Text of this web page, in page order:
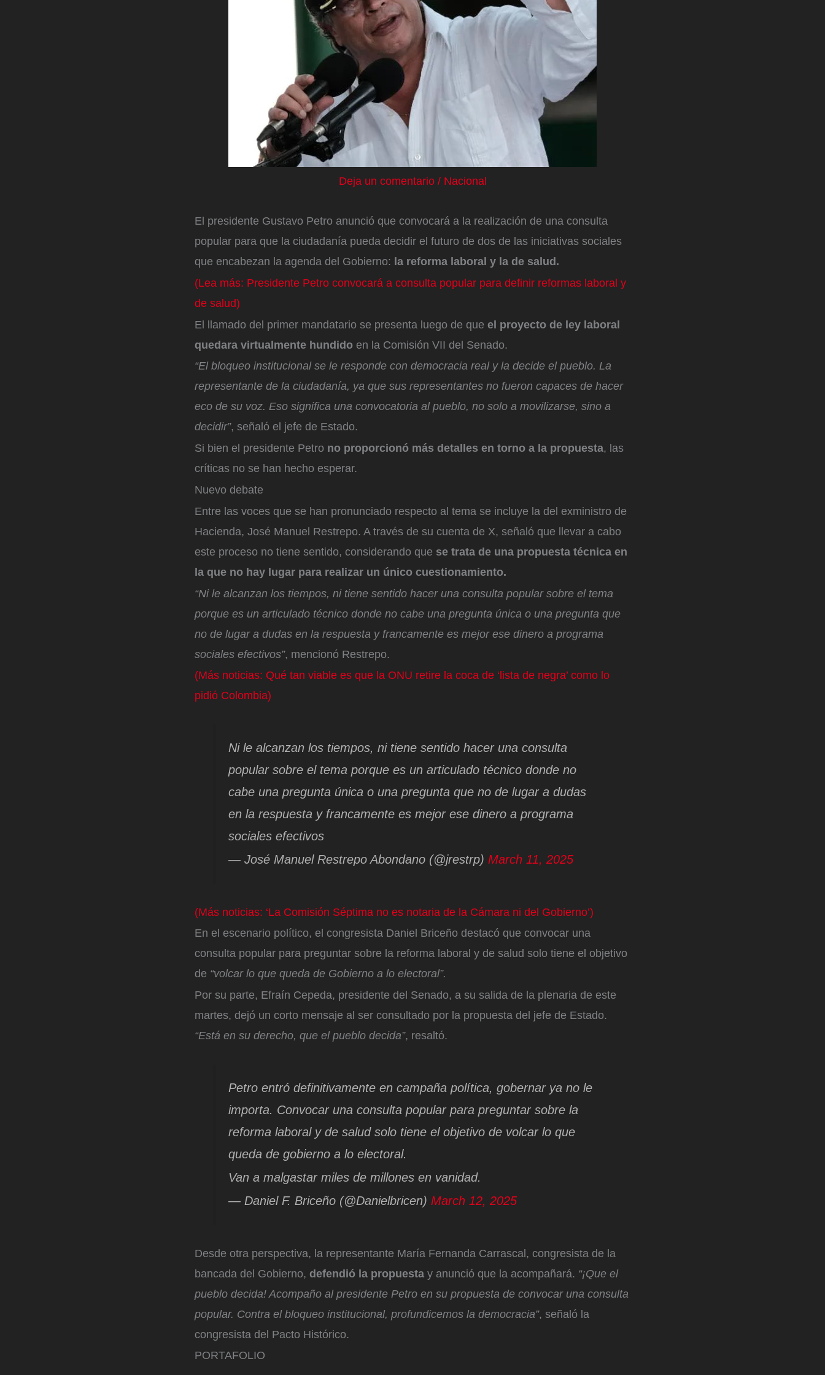
Deja un comentario / Nacional
El presidente Gustavo Petro anunció que convocará a la realización de una consulta
popular para que la ciudadanía pueda decidir el futuro de dos de las iniciativas sociales
que encabezan la agenda del Gobierno: la reforma laboral y la de salud.
(Lea más: Presidente Petro convocará a consulta popular para definir reformas laboral y
de salud)
El llamado del primer mandatario se presenta luego de que el proyecto de ley laboral
quedara virtualmente hundido en la Comisión VII del Senado.
“El bloqueo institucional se le responde con democracia real y la decide el pueblo. La
representante de la ciudadanía, ya que sus representantes no fueron capaces de hacer
eco de su voz. Eso significa una convocatoria al pueblo, no solo a movilizarse, sino a
decidir”, señaló el jefe de Estado.
Si bien el presidente Petro no proporcionó más detalles en torno a la propuesta, las
críticas no se han hecho esperar.
Nuevo debate
Entre las voces que se han pronunciado respecto al tema se incluye la del exministro de
Hacienda, José Manuel Restrepo. A través de su cuenta de X, señaló que llevar a cabo
este proceso no tiene sentido, considerando que se trata de una propuesta técnica en
la que no hay lugar para realizar un único cuestionamiento.
“Ni le alcanzan los tiempos, ni tiene sentido hacer una consulta popular sobre el tema
porque es un articulado técnico donde no cabe una pregunta única o una pregunta que
no de lugar a dudas en la respuesta y francamente es mejor ese dinero a programa
sociales efectivos”, mencionó Restrepo.
(Más noticias: Qué tan viable es que la ONU retire la coca de ‘lista de negra’ como lo
pidió Colombia)
Ni le alcanzan los tiempos, ni tiene sentido hacer una consulta
popular sobre el tema porque es un articulado técnico donde no
cabe una pregunta única o una pregunta que no de lugar a dudas
en la respuesta y francamente es mejor ese dinero a programa
sociales efectivos
— José Manuel Restrepo Abondano (@jrestrp) March 11, 2025
(Más noticias: ‘La Comisión Séptima no es notaria de la Cámara ni del Gobierno’)
En el escenario político, el congresista Daniel Briceño destacó que convocar una
consulta popular para preguntar sobre la reforma laboral y de salud solo tiene el objetivo
de “volcar lo que queda de Gobierno a lo electoral”.
Por su parte, Efraín Cepeda, presidente del Senado, a su salida de la plenaria de este
martes, dejó un corto mensaje al ser consultado por la propuesta del jefe de Estado.
“Está en su derecho, que el pueblo decida”, resaltó.
Petro entró definitivamente en campaña política, gobernar ya no le
importa. Convocar una consulta popular para preguntar sobre la
reforma laboral y de salud solo tiene el objetivo de volcar lo que
queda de gobierno a lo electoral.
Van a malgastar miles de millones en vanidad.
— Daniel F. Briceño (@Danielbricen) March 12, 2025
Desde otra perspectiva, la representante María Fernanda Carrascal, congresista de la
bancada del Gobierno, defendió la propuesta y anunció que la acompañará. “¡Que el
pueblo decida! Acompaño al presidente Petro en su propuesta de convocar una consulta
popular. Contra el bloqueo institucional, profundicemos la democracia”, señaló la
congresista del Pacto Histórico.
PORTAFOLIO